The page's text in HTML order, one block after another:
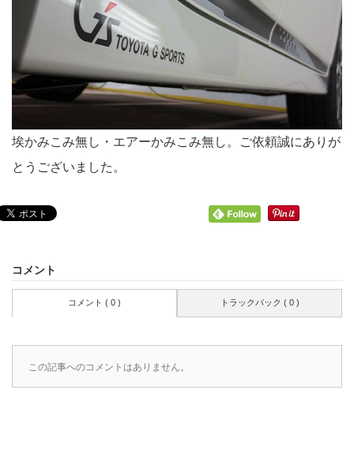
埃かみこみ無し・エアーかみこみ無し。ご依頼誠にありが
とうございました。
コメント
コメント ( 0 ) トラックバック ( 0 )
この記事へのコメントはありません。